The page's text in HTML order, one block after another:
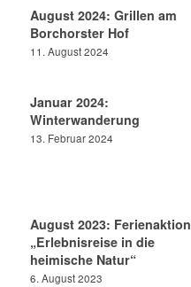
August 2024: Grillen am
Borchorster Hof
11. August 2024
Januar 2024:
Winterwanderung
13. Februar 2024
August 2023: Ferienaktion
„Erlebnisreise in die
heimische Natur“
6. August 2023